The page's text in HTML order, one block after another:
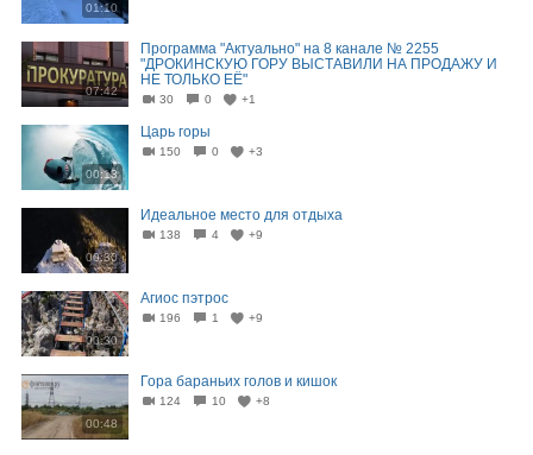
01:10
07:42
Программа "Актуально" на 8 канале № 2255
"ДРОКИНСКУЮ ГОРУ ВЫСТАВИЛИ НА ПРОДАЖУ И
НЕ ТОЛЬКО ЕЁ"
30 0 +1
00:13
Царь горы
150 0 +3
00:30
Идеальное место для отдыха
138 4 +9
00:30
Агиос пэтрос
196 1 +9
00:48
Гора бараньих голов и кишок
124 10 +8